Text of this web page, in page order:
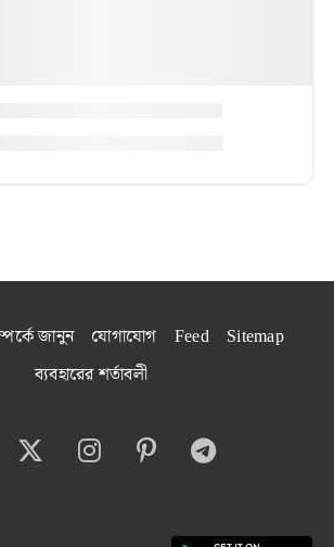
জানুন যোগাযোগ Feed
Sitemap
ব্যবহারের শর্তাবলী